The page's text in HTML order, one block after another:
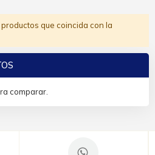
que coincida con la
comparar.